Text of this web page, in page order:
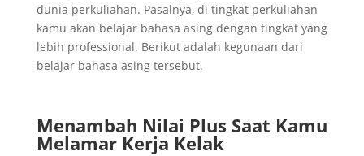
dunia perkuliahan. Pasalnya, di tingkat perkuliahan
kamu akan belajar bahasa asing dengan tingkat yang
lebih professional. Berikut adalah kegunaan dari
belajar bahasa asing tersebut.
Menambah Nilai Plus Saat Kamu
Melamar Kerja Kelak